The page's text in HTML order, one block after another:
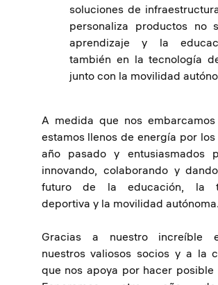
soluciones de
personaliza productos no
aprendizaje y la
también en la tecnología
junto con la movilidad
A medida que nos
estamos llenos de energía por
año pasado y entusiasmados
innovando, colaborando y
futuro de la educación, la
deportiva y la movilidad autónoma.
Gracias a nuestro increíble
nuestros valiosos socios y a la
que nos apoya por hacer posible